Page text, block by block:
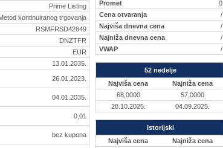
Prime Listing
kontinuiranog trgovanja
RSMFRSD42849
DNZTFR
EUR
13.01.2035.
26.01.2023.
04.01.2035.
0,01
bez kupona
Promet
0
Cena otvaranja
/
Najviša dnevna cena
/
Najniža dnevna cena
/
VWAP
/
52 nedelje
Najviša cena
Najniža cena
68,0000
57,0000
28.10.2025.
04.09.2025.
Istorijski
Najviša cena
Najniža cena